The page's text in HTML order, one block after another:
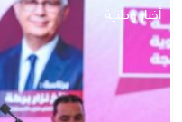
أخبار وطنية